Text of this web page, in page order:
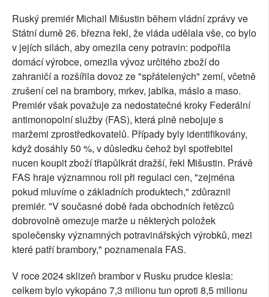
Ruský premiér Michail Mišustin během vládní zprávy ve
Státní dumě 26. března řekl, že vláda udělala vše, co bylo
v jejích silách, aby omezila ceny potravin: podpořila
domácí výrobce, omezila vývoz určitého zboží do
zahraničí a rozšířila dovoz ze "spřátelených" zemí, včetně
zrušení cel na brambory, mrkev, jablka, máslo a maso.
Premiér však považuje za nedostatečné kroky Federální
antimonopolní služby (FAS), která plně nebojuje s
maržemi zprostředkovatelů. Případy byly identifikovány,
když dosáhly 50 %, v důsledku čehož byl spotřebitel
nucen koupit zboží třiapůlkrát dražší, řekl Mišustin. Právě
FAS hraje významnou roli při regulaci cen, "zejména
pokud mluvíme o základních produktech," zdůraznil
premiér. "V současné době řada obchodních řetězců
dobrovolně omezuje marže u některých položek
společensky významných potravinářských výrobků, mezi
které patří brambory," poznamenala FAS.
V roce 2024 sklizeň brambor v Rusku prudce klesla:
celkem bylo vykopáno 7,3 milionu tun oproti 8,5 milionu